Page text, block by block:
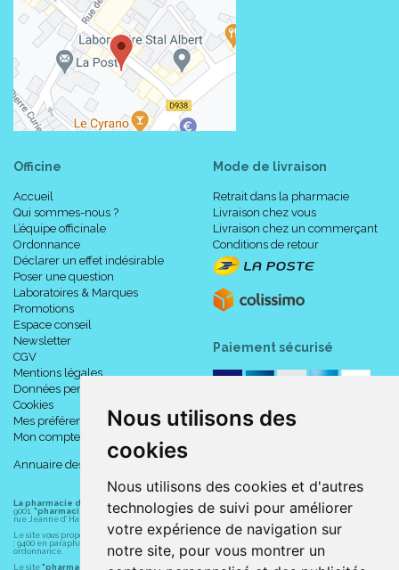
Nous utilisons des
cookies
Nous utilisons des cookies et d'autres
technologies de suivi pour améliorer
votre expérience de navigation sur
notre site, pour vous montrer un
Officine
Accueil
Qui sommes-nous ?
L’équipe officinale
Ordonnance
Déclarer un effet indésirable
Poser une question
Laboratoires & Marques
Promotions
Espace conseil
Newsletter
CGV
Mentions légales
Données personnelles
Cookies
Mes préférences Cookies
Mon compte
Annuaire des pharmacies
Mode de livraison
Retrait dans la pharmacie
Livraison chez vous
Livraison chez un commerçant
Conditions de retour
Paiement sécurisé
La pharmacie du centre à Albert
(80300) est une pharmacie française certifiée ISO
9001. "pharmacie-du-centre-albert.fr " est le site internet de la pharmacie du centre
rue Jeanne d' Harcourt, 80300 Albert.
Le site vous propose un large choix de plus de 11000 références, au prix les plus bas possible
: 9400 en parapharmacie, animaux, orthopédie, matériel médical. 1700 en médicaments sans
ordonnance.
Le site "pharmacie-du-centre-albert.fr" vous propose les service suivants :